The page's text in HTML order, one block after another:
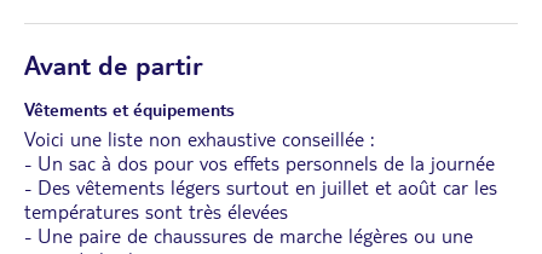
Avant de partir
Vêtements et équipements
Voici une liste non exhaustive conseillée :
- Un sac à dos pour vos effets personnels de la journée
- Des vêtements légers surtout en juillet et août car les
températures sont très élevées
- Une paire de chaussures de marche légères ou une